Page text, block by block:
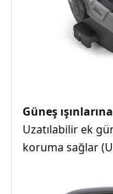
Güneş
Uzatılabilir ek
koruma sağlar